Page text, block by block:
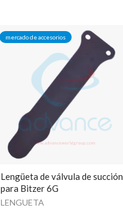
mercado de accesorios
Lengüeta de válvula de succión
para Bitzer 6G
LENGUETA